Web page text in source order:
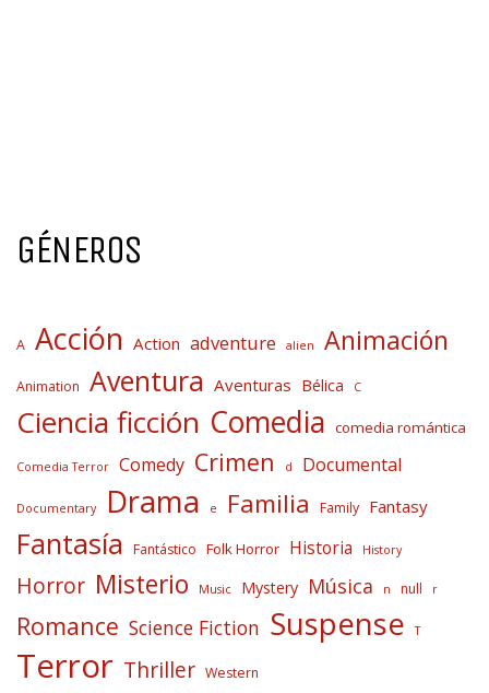
GÉNEROS
A Acción Action adventure alien Animación
Animation Aventura Aventuras Bélica C
Ciencia ficción Comedia comedia romántica
Comedia Terror Comedy Crimen d Documental
Documentary Drama e Familia Family Fantasy
Fantasía Fantástico Folk Horror Historia History
Horror Misterio Music Mystery Música n null r
Romance Science Fiction Suspense T
Terror Thriller Western